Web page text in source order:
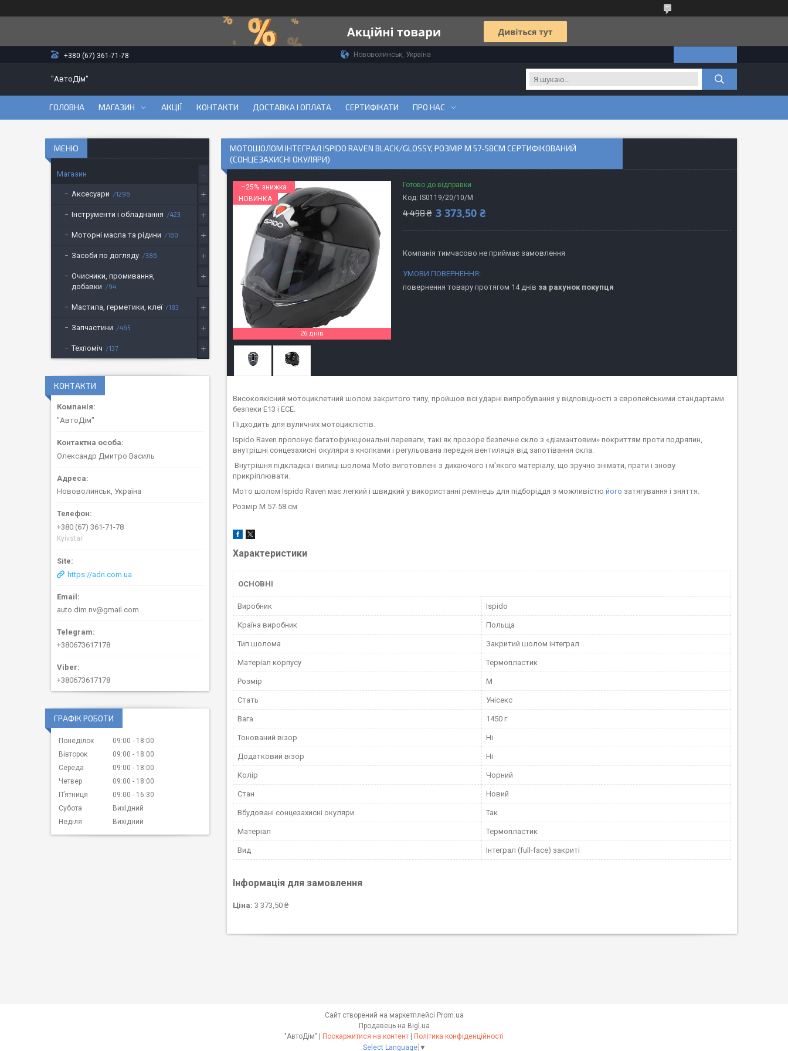
+380 (67) 361-71-78 Нововолинськ, Україна
"АвтоДім"
ГОЛОВНА МАГАЗИН АКЦІЇ КОНТАКТИ ДОСТАВКА І ОПЛАТА СЕРТИФІКАТИ ПРО НАС
МОТОШОЛОМ ІНТЕГРАЛ ISPIDO RAVEN BLACK/GLOSSY, РОЗМІР M 57-58СМ СЕРТИФІКОВАНИЙ
(СОНЦЕЗАХИСНІ ОКУЛЯРИ)
–25%
26 днів
НОВИНКА
Готово до відправки
Код: IS0119/20/10/M
4 498 ₴ 3 373,50 ₴
Компанія тимчасово не приймає замовлення
повернення товару протягом 14 днів за рахунок покупця
Високоякісний мотоциклетний шолом закритого типу, пройшов всі ударні випробування у відповідності з європейськими стандартами
безпеки E13 і ECE.
Підходить для вуличних мотоциклістів.
Ispido Raven пропонує багатофункціональні переваги, такі як прозоре безпечне скло з «діамантовим» покриттям проти подряпин,
внутрішні сонцезахисні окуляри з кнопками і регульована передня вентиляція від запотівання скла.
Внутрішня підкладка і вилиці шолома Moto виготовлені з дихаючого і м'якого матеріалу, що зручно знімати, прати і знову
прикріплювати.
Мото шолом Ispido Raven має легкий і швидкий у використанні ремінець для підборіддя з можливістю його затягування і зняття.
Розмір M 57-58 см
Характеристики
ОСНОВНІ
Виробник Ispido
Країна виробник Польща
Тип шолома Закритий шолом інтеграл
Матеріал корпусу Термопластик
Розмір M
Стать Унісекс
Вага 1450 г
Тонований візор Ні
Додатковий візор Ні
Колір Чорний
Стан Новий
Вбудовані сонцезахисні окуляри Так
Матеріал Термопластик
Вид Інтеграл (full-face) закриті
Інформація для замовлення
Ціна: 3 373,50 ₴
Магазин
Аксесуари 1296
Інструменти і обладнання 423
Моторні масла та рідини 180
Засоби по догляду 386
Очисники, промивання,
добавки
94
Мастила, герметики, клеї 183
Запчастини 465
Техпоміч 137
КОНТАКТИ
"АвтоДім"
Олександр Дмитро Василь
Нововолинськ, Україна
+380 (67) 361-71-78
Kyivstar
https://adn.com.ua
auto.dim.nv@gmail.com
+380673617178
+380673617178
ГРАФІК РОБОТИ
Понеділок 09:00
18:00
Вівторок
09:00
18:00
Середа
09:00
18:00
Четвер
09:00
18:00
Пʼятниця
09:00
16:30
Субота
Вихідний
Неділя
Вихідний
Сайт створений на маркетплейсі Prom.ua
Продавець на Bigl.ua
Поскаржитися на контент
Політика конфіденційності
Select Language ▼